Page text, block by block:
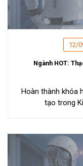
12/
Ngành HOT:
Hoàn thành khóa
tạo trong